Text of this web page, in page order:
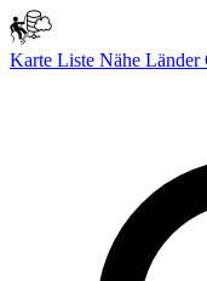
Karte Liste Nähe Länder